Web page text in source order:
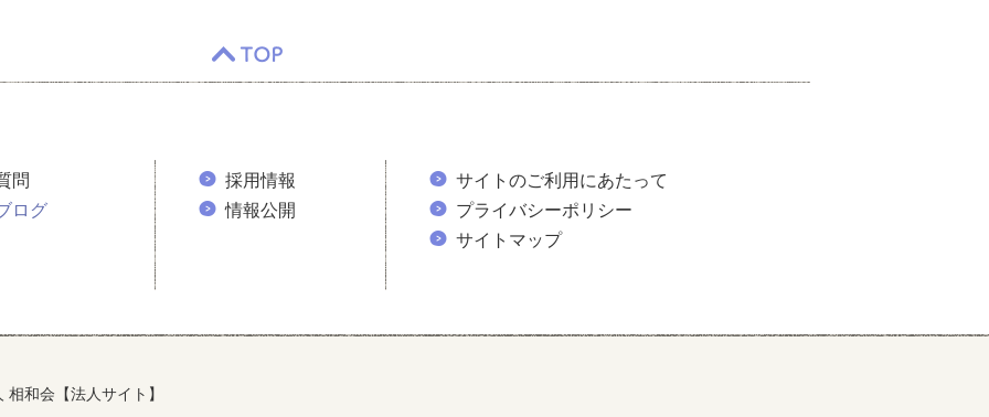
問
ログ
採用情報
情報公開
サイトのご利用にあたって
プライバシーポリシー
サイトマップ
和会【法人サイト】